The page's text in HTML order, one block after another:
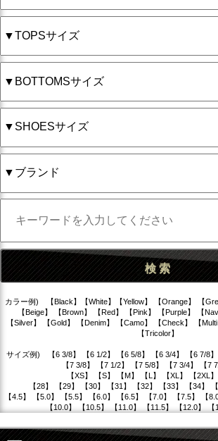
カラー例) 【Black】【White】【Yellow】 【Orange】 【
【Beige】 【Brown】 【Red】 【Pink】 【Purple】 【
【Silver】 【Gold】 【Denim】 【Camo】 【Check】 【
【Tricolor】
サイズ例) 【6 3/8】 【6 1/2】 【6 5/8】 【6 3/4】 【6 7/8】
【7 3/8】 【7 1/2】 【7 5/8】 【7 3/4】 【7
【XS】 【S】 【M】 【L】 【XL】 【2XL】
【28】 【29】 【30】 【31】 【32】 【33】 【34】
【4.5】 【5.0】 【5.5】 【6.0】 【6.5】 【7.0】 【7.5】 【
【10.0】 【10.5】 【11.0】 【11.5】 【12.0】 【